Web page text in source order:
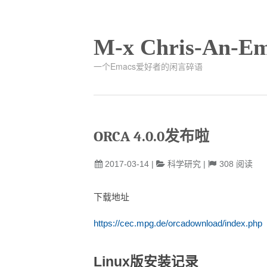
M-x Chris-An-
一个Emacs爱好者的闲言碎语
ORCA 4.0.0发布啦
2017-03-14 | 科学研究 | 308 阅读
下载地址
https://cec.mpg.de/orcadownload/index.php
Linux版安装记录